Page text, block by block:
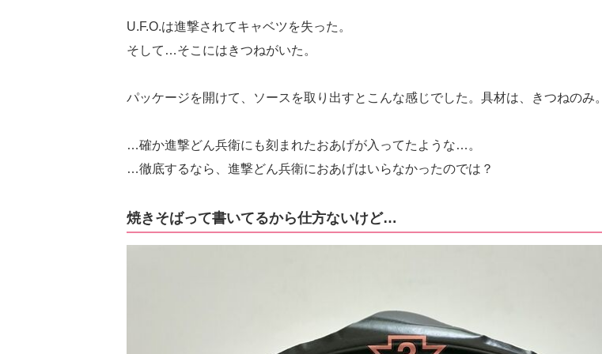
U.F.O.は進撃されてキャベツを失った。
そして…そこにはきつねがいた。
パッケージを開けて、ソースを取り出すとこんな感じでした。具材は、きつねのみ。
…確か進撃どん兵衛にも刻まれたおあげが入ってたような…。
…徹底するなら、進撃どん兵衛におあげはいらなかったのでは？
焼きそばって書いてるから仕方ないけど…